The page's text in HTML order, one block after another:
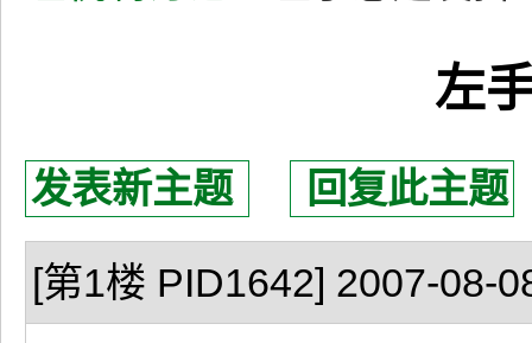
左
发表新主题 回复此主题
[第1楼 PID1642] 2007-08-